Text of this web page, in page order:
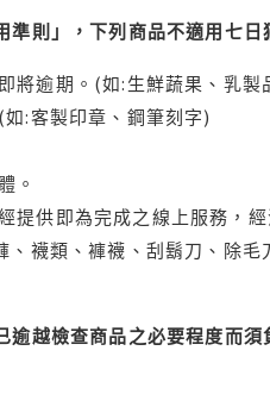
則」，下列商品不適用七
將逾期。(如:生鮮蔬果、乳製
:客製印章、鋼筆刻字)
。
提供即為完成之線上服務，
襪類、褲襪、刮鬍刀、除毛
逾越檢查商品之必要程度而